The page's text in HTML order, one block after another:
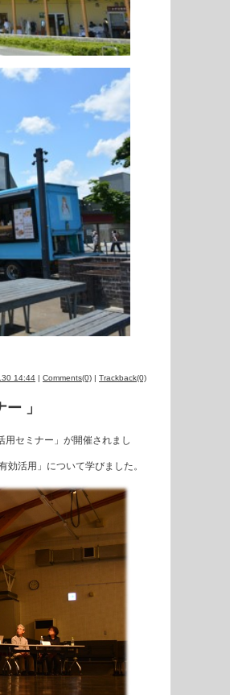
14:44 | Comments(0) | Trackback(0)
」
セミナー」が開催されまし
活用」について学びました。